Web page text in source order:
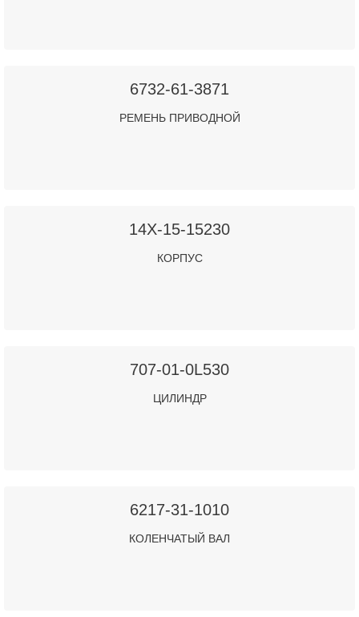
6732-61-3871
РЕМЕНЬ ПРИВОДНОЙ
14X-15-15230
КОРПУС
707-01-0L530
ЦИЛИНДР
6217-31-1010
КОЛЕНЧАТЫЙ ВАЛ